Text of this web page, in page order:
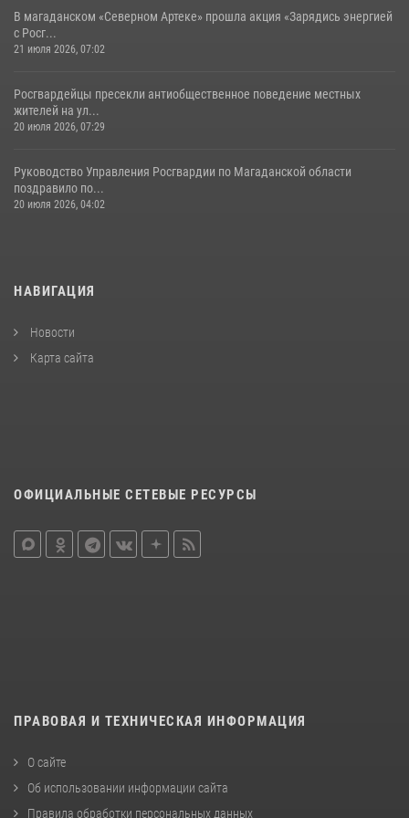
В магаданском «Северном Артеке» прошла акция «Зарядись энергией
с Росг...
21 июля 2026, 07:02
Росгвардейцы пресекли антиобщественное поведение местных
жителей на ул...
20 июля 2026, 07:29
Руководство Управления Росгвардии по Магаданской области
поздравило по...
20 июля 2026, 04:02
НАВИГАЦИЯ
Новости
Карта сайта
ОФИЦИАЛЬНЫЕ СЕТЕВЫЕ РЕСУРСЫ
ПРАВОВАЯ И ТЕХНИЧЕСКАЯ ИНФОРМАЦИЯ
О сайте
Об использовании информации сайта
Правила обработки персональных данных